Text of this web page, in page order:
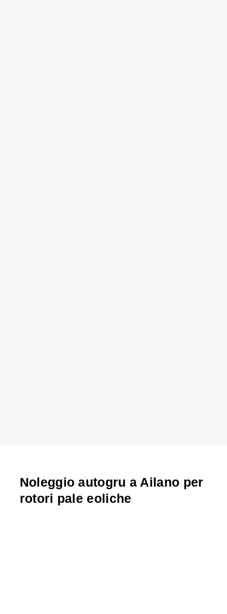
Noleggio autogru a Ailano per
rotori pale eoliche